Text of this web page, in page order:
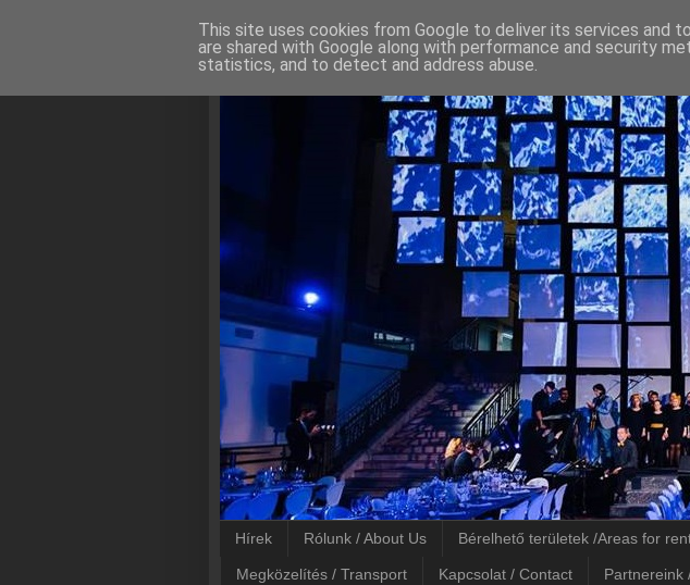
Hírek Rólunk / About Us Bérelhető területek /Areas for
Megközelítés / Transport Kapcsolat / Contact Partnereink
This site uses cookies from Google to deliver its services and
are shared with Google along with performance and security
statistics, and to detect and address abuse.